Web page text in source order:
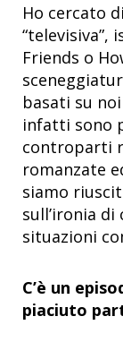
Ho cercato
“televisiva”,
Friends o
basati su
infatti sono
controparti
romanzate
siamo
sull’ironia
situazioni
C’è un
piaciuto